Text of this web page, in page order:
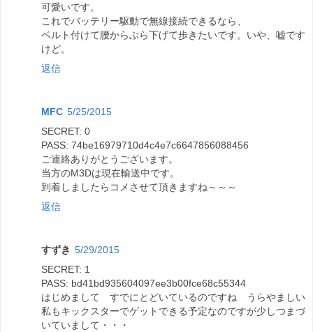
可愛いです。
これでバッテリー駆動で無線接続できるなら、
ベルト付けて腰からぶら下げて歩きたいです。いや、嘘です
けど。
返信
MFC 5/25/2015
SECRET: 0
PASS: 74be16979710d4c4e7c6647856088456
ご連絡ありがとうございます。
当方のM3Dは現在輸送中です。
到着しましたらコメさせて頂きますね～～～
返信
すずき 5/29/2015
SECRET: 1
PASS: bd41bd935604097ee3b00fce68c55344
はじめまして すでにとどいているのですね うらやましい
私もキックスターでゲットできる予定なのですが少しつまづ
いていまして・・・